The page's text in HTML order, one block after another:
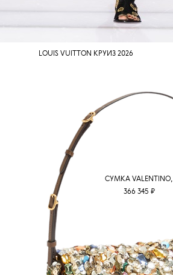
LOUIS VUITTON КРУИЗ 2026
СУМКА VALENTINO,
366 345 ₽